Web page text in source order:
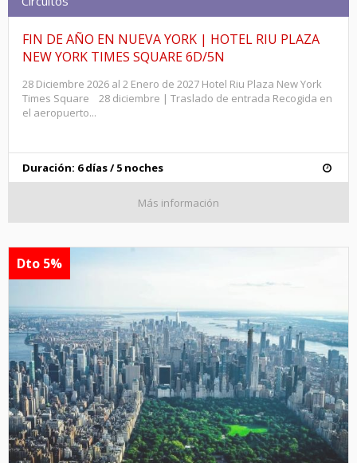
FIN DE AÑO EN NUEVA YORK | HOTEL RIU PLAZA
NEW YORK TIMES SQUARE 6D/5N
28 Diciembre 2026 al 2 Enero de 2027 Hotel Riu Plaza New York
Times Square 28 diciembre | Traslado de entrada Recogida en
el aeropuerto...
Duración: 6 días / 5 noches
Más información
Dto 5%